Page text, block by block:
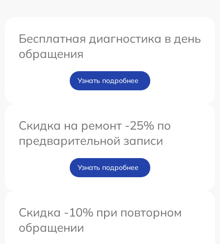
Бесплатная диагностика в день
обращения
Узнать подробнее
Скидка на ремонт -25% по
предварительной записи
Узнать подробнее
Скидка -10% при повторном
обращении